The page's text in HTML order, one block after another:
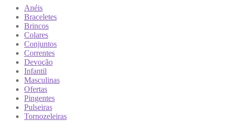
Anéis
Braceletes
Brincos
Colares
Conjuntos
Correntes
Devoção
Infantil
Masculinas
Ofertas
Pingentes
Pulseiras
Tornozeleiras